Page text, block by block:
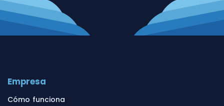
Empresa
Cómo funciona